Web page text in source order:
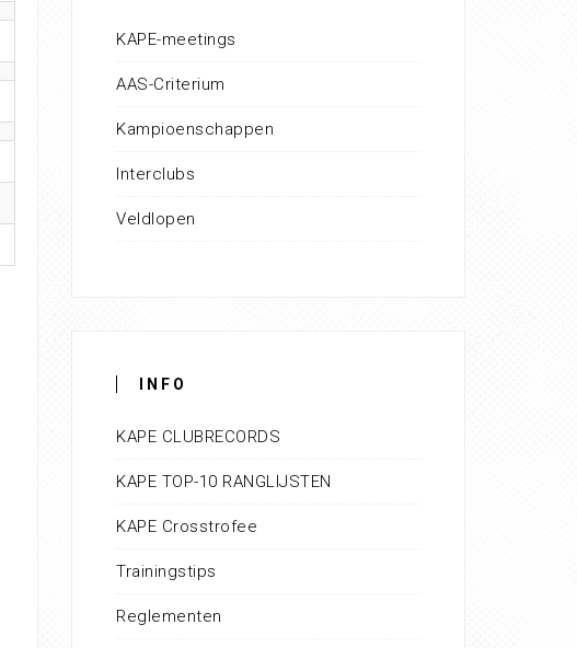
KAPE-meetings
AAS-Criterium
Kampioenschappen
Interclubs
Veldlopen
INFO
KAPE CLUBRECORDS
KAPE TOP-10 RANGLIJSTEN
KAPE Crosstrofee
Trainingstips
Reglementen